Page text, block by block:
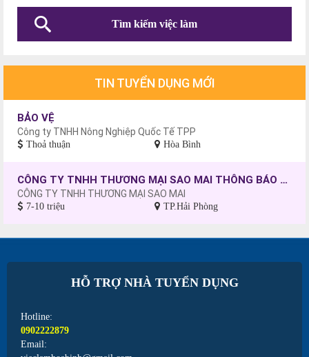
Tìm kiếm việc làm
TIN TUYỂN DỤNG MỚI
BẢO VỆ
Công ty TNHH Nông Nghiệp Quốc Tế TPP
Thoả thuận Hòa Bình
CÔNG TY TNHH THƯƠNG MẠI SAO MAI THÔNG BÁO TUYỂN DỤNG CÔNG NHÂN MAY, CHƯA CÓ TAY NGHỀ SẼ ĐƯỢC ĐÀO TẠO.
CÔNG TY TNHH THƯƠNG MẠI SAO MAI
7-10 triệu TP.Hải Phòng
HỖ TRỢ NHÀ TUYỂN DỤNG
Hotline:
0902222879
Email: